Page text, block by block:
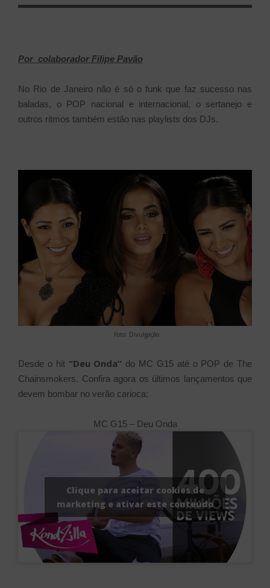
Por colaborador Filipe Pavão
No Rio de Janeiro não é só o funk que faz sucesso nas
baladas, o POP nacional e internacional, o sertanejo e
outros ritmos também estão nas playlists dos DJs.
Foto: Divulgação
Desde o hit “Deu Onda” do MC G15 até o POP de The
Chainsmokers. Confira agora os últimos lançamentos que
devem bombar no verão carioca:
MC G15 – Deu Onda
Clique para aceitar cookies de
marketing e ativar este conteúdo